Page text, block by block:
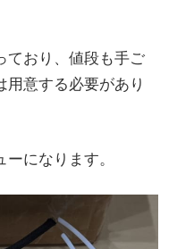
ており、値段も手ご
用意する必要があり
になります。